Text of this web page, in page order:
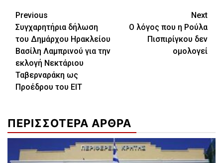
Continue
Reading
Previous
Συγχαρητήρια δήλωση
του Δημάρχου Ηρακλείου
Βασίλη Λαμπρινού για την
εκλογή Νεκτάριου
Ταβερναράκη ως
Προέδρου του ΕΙΤ
Next
Ο λόγος που η Ρούλα
Πισπιρίγκου δεν
ομολογεί
ΠΕΡΙΣΣΟΤΕΡΑ ΑΡΘΡΑ